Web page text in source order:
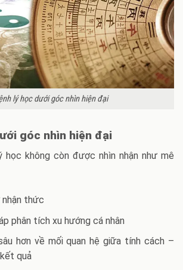
lý học dưới góc nhìn hiện đại
góc nhìn hiện đại
học không còn được nhìn nhận như mê
thức
phân tích xu hướng cá nhân
hơn về mối quan hệ giữa tính cách –
quả